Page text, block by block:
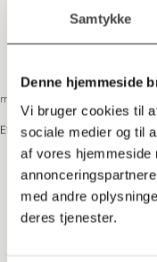
Samtykke
Denne hjemmeside
Vi bruger cookies til
sociale medier og til
af vores hjemmeside
med andre
deres tjenester.
madværksted
Et rum til fælles oplevelser.